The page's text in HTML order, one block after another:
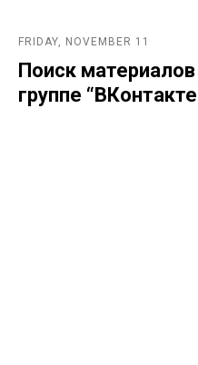
FRIDAY, NOVEMBER 11
Поиск
группе